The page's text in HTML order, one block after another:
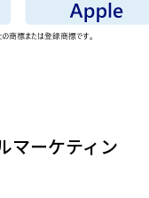
マーケティン